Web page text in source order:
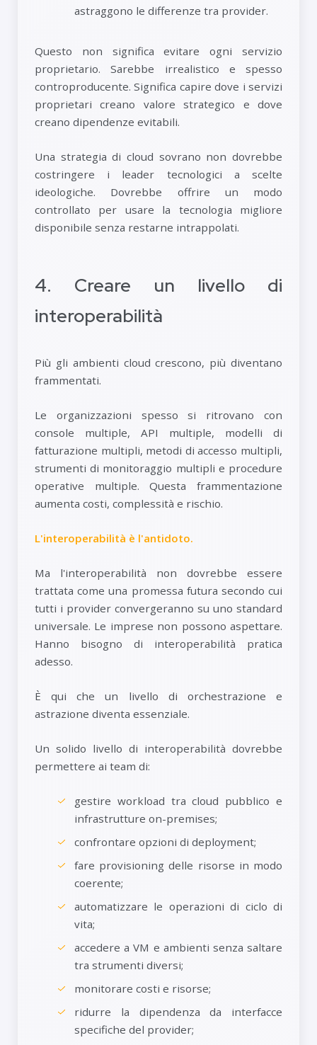
astraggono le differenze tra provider.
Questo non significa evitare ogni servizio
proprietario. Sarebbe irrealistico e spesso
controproducente. Significa capire dove i servizi
proprietari creano valore strategico e dove
creano dipendenze evitabili.
Una strategia di cloud sovrano non dovrebbe
costringere i leader tecnologici a scelte
ideologiche. Dovrebbe offrire un modo
controllato per usare la tecnologia migliore
disponibile senza restarne intrappolati.
4. Creare un livello di
interoperabilità
Più gli ambienti cloud crescono, più diventano
frammentati.
Le organizzazioni spesso si ritrovano con
console multiple, API multiple, modelli di
fatturazione multipli, metodi di accesso multipli,
strumenti di monitoraggio multipli e procedure
operative multiple. Questa frammentazione
aumenta costi, complessità e rischio.
L'interoperabilità è l'antidoto.
Ma l'interoperabilità non dovrebbe essere
trattata come una promessa futura secondo cui
tutti i provider convergeranno su uno standard
universale. Le imprese non possono aspettare.
Hanno bisogno di interoperabilità pratica
adesso.
È qui che un livello di orchestrazione e
astrazione diventa essenziale.
Un solido livello di interoperabilità dovrebbe
permettere ai team di:
gestire workload tra cloud pubblico e
infrastrutture on-premises;
confrontare opzioni di deployment;
fare provisioning delle risorse in modo
coerente;
automatizzare le operazioni di ciclo di
vita;
accedere a VM e ambienti senza saltare
tra strumenti diversi;
monitorare costi e risorse;
ridurre la dipendenza da interfacce
specifiche del provider;